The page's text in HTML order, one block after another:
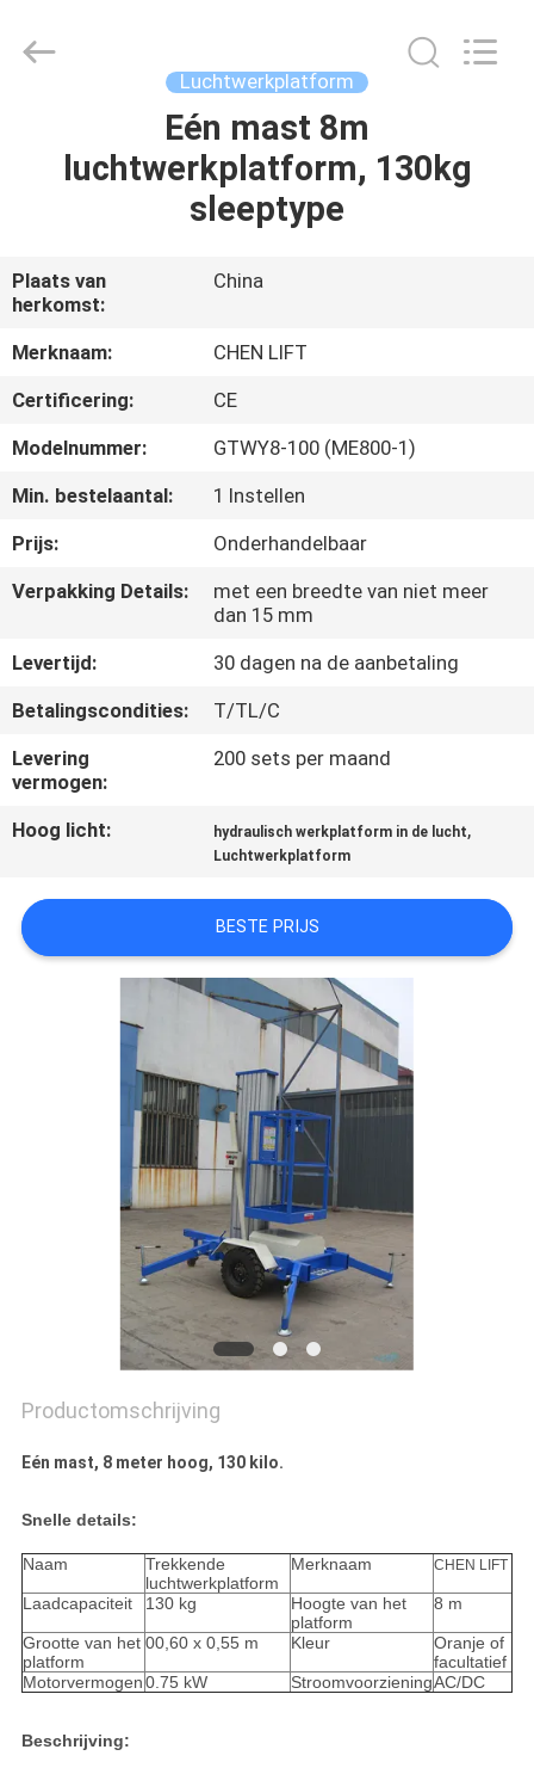
PRODUCTEN
OVER
ONS
FABRIEKSTOCHT
KWALITEITSCONTROLE
NEEM
CONTACT
ONS
OP
NIEUWS
EEN
OFFERTE
SITEMAP
PRIVACYBELEID
LTD.
Luchtwerkplatform
Eén mast 8m
luchtwerkplatform, 130kg
sleeptype
Plaats van
herkomst:
China
Merknaam:
CHEN LIFT
Certificering:
CE
Modelnummer:
GTWY8-100 (ME800-1)
Min. bestelaantal:
1 Instellen
Prijs:
Onderhandelbaar
Verpakking Details:
met een breedte van niet meer
dan 15 mm
Levertijd:
30 dagen na de aanbetaling
Betalingscondities:
T/TL/C
Levering
vermogen:
200 sets per maand
Hoog licht: hydraulisch werkplatform in de lucht,
Luchtwerkplatform
BESTE PRIJS
Productomschrijving
Eén mast, 8 meter hoog, 130 kilo.
Snelle details:
Naam
Trekkende
luchtwerkplatform
Merknaam CHEN LIFT
Laadcapaciteit 130 kg
Hoogte van het
platform
8 m
Grootte van het
platform
00,60 x 0,55 m Kleur
Oranje of
facultatief
Motorvermogen0.75 kW StroomvoorzieningAC/DC
Beschrijving: